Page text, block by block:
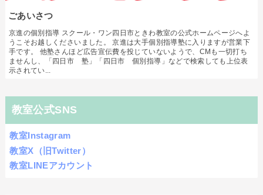
ごあいさつ
京進の個別指導 スクール・ワン四日市ときわ教室の公式ホームページへよ
うこそお越しくださいました。 京進は大手個別指導塾に入りますが営業下
手です。 他塾さんほど広告宣伝費を投じていないようで、CMも一切打ち
ませんし、「四日市 塾」「四日市 個別指導」などで検索しても上位表
示されてい...
教室公式SNS
教室Instagram
教室X（旧Twitter）
教室LINEアカウント